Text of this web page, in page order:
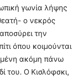
γωνία λήψης
ο νεκρός
την
όπου κοιμούνται
ακόμη πάνω
του. Ο Κισλόφσκι,